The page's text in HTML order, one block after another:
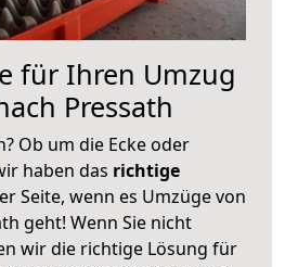
für Ihren Umzug
Pressath
Ob um die Ecke oder
haben das richtige
Seite, wenn es Umzüge von
geht! Wenn Sie nicht
wir die richtige Lösung für